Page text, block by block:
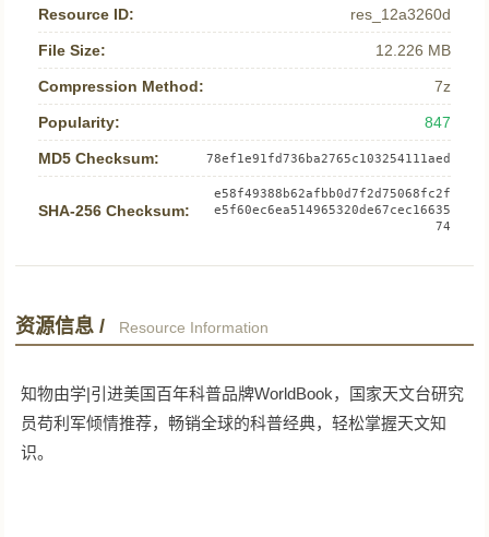
Resource ID: res_12a3260d
File Size: 12.226 MB
Compression Method: 7z
Popularity: 847
MD5 Checksum: 78ef1e91fd736ba2765c103254111aed
SHA-256 Checksum:
e58f49388b62afbb0d7f2d75068fc2f
e5f60ec6ea514965320de67cec16635
74
资源信息 / Resource Information
知物由学|引进美国百年科普品牌WorldBook，国家天文台研究
员苟利军倾情推荐，畅销全球的科普经典，轻松掌握天文知
识。